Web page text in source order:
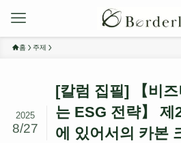
홈 주제
[칼럼 집필] 【비
는 ESG 전략】 제
에 있어서의 카본
2025
8/27